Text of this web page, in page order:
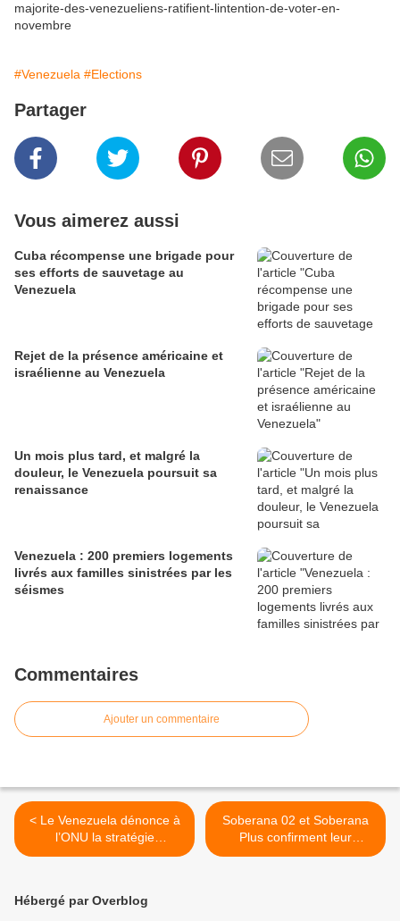
majorite-des-venezueliens-ratifient-lintention-de-voter-en-
novembre
#Venezuela #Elections
Partager
Vous aimerez aussi
Cuba récompense une brigade pour
ses efforts de sauvetage au
Venezuela
Rejet de la présence américaine et
israélienne au Venezuela
Un mois plus tard, et malgré la
douleur, le Venezuela poursuit sa
renaissance
Venezuela : 200 premiers logements
livrés aux familles sinistrées par les
séismes
Commentaires
Ajouter un commentaire
< Le Venezuela dénonce à
l’ONU la stratégie
d’agression des Etats-Unis
Soberana 02 et Soberana
Plus confirment leur
efficacité contre la souche
Hébergé par Overblog